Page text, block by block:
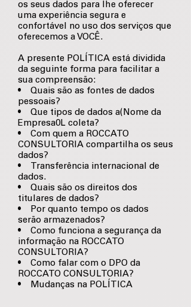
os seus dados para lhe oferecer
uma experiência segura e
confortável no uso dos serviços que
oferecemos a VOCÊ.
A presente POLÍTICA está dividida
da seguinte forma para facilitar a
sua compreensão:
• Quais são as fontes de dados
pessoais?
• Que tipos de dados a(Nome da
Empresa0L coleta?
• Com quem a ROCCATO
CONSULTORIA compartilha os seus
dados?
• Transferência internacional de
dados.
• Quais são os direitos dos
titulares de dados?
• Por quanto tempo os dados
serão armazenados?
• Como funciona a segurança da
informação na ROCCATO
CONSULTORIA?
• Como falar com o DPO da
ROCCATO CONSULTORIA?
• Mudanças na POLÍTICA